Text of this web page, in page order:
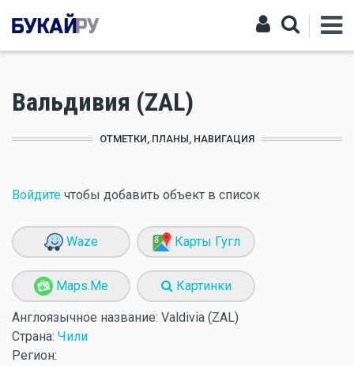
Вальдивия (ZAL)
ОТМЕТКИ, ПЛАНЫ, НАВИГАЦИЯ
Войдите чтобы добавить объект в список
Waze Карты Гугл
Maps.Me Картинки
Англоязычное название: Valdivia (ZAL)
Страна: Чили
Регион: